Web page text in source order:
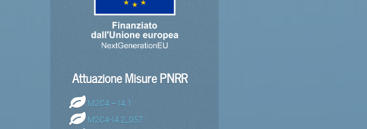
Attuazione Misure PNRR
M2C4 – I4.1
M2C4-I4.2_057